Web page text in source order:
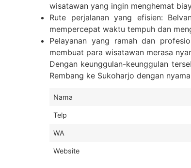
wisatawan yang ingin menghemat
Rute perjalanan yang efisien:
mempercepat waktu tempuh dan
Pelayanan yang ramah dan
membuat para wisatawan merasa
Dengan keunggulan-keunggulan
Rembang ke Sukoharjo dengan
Nama
Telp
WA
Website